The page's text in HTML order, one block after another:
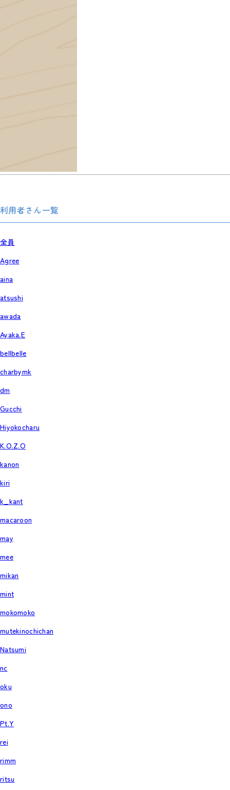
利用者さん一覧
全員
Agree
aina
atsushi
awada
Ayaka.E
bellbelle
charbymk
dm
Gucchi
Hiyokocharu
K.O.Z.O
kanon
kiri
k_kant
macaroon
may
mee
mikan
mint
mokomoko
mutekinochichan
Natsumi
nc
oku
ono
Pt.Y
rei
rimm
ritsu